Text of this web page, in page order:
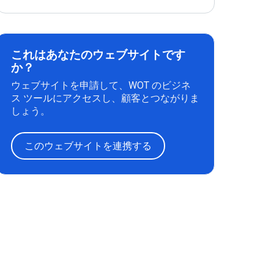
これはあなたのウェブサイトです
か？
ウェブサイトを申請して、WOT のビジネ
ス ツールにアクセスし、顧客とつながりま
しょう。
このウェブサイトを連携する